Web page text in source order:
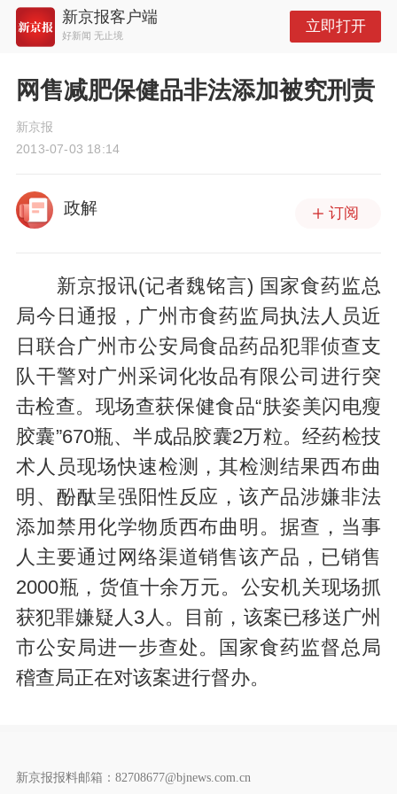
新京报客户端
好新闻 无止境
立即打开
网售减肥保健品非法添加被究刑责
新京报
2013-07-03 18:14
政解 订阅
新京报讯(记者魏铭言) 国家食药监总
局今日通报，广州市食药监局执法人员近
日联合广州市公安局食品药品犯罪侦查支
队干警对广州采词化妆品有限公司进行突
击检查。现场查获保健食品“肤姿美闪电瘦
胶囊”670瓶、半成品胶囊2万粒。经药检技
术人员现场快速检测，其检测结果西布曲
明、酚酞呈强阳性反应，该产品涉嫌非法
添加禁用化学物质西布曲明。据查，当事
人主要通过网络渠道销售该产品，已销售
2000瓶，货值十余万元。公安机关现场抓
获犯罪嫌疑人3人。目前，该案已移送广州
市公安局进一步查处。国家食药监督总局
稽查局正在对该案进行督办。
新京报报料邮箱：82708677@bjnews.com.cn